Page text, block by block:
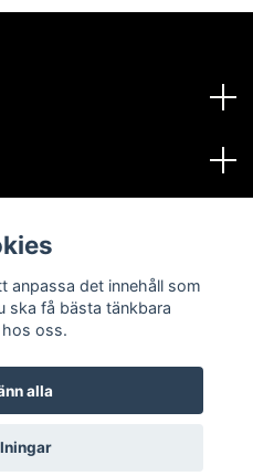
anpassa det innehåll som
ska få bästa tänkbara
hos oss.
alla